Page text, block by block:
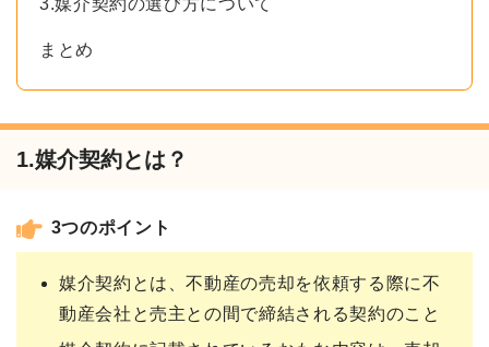
3.媒介契約の選び方について
まとめ
1.媒介契約とは？
3つのポイント
媒介契約とは、不動産の売却を依頼する際に不
動産会社と売主との間で締結される契約のこと